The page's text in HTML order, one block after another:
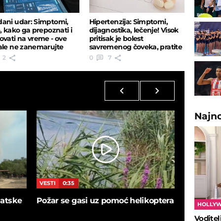
udar: Simptomi,
kako ga prepoznati i
na vreme - ove
ne zanemarujte
2
Hipertenzija: Simptomi,
dijagnostika, lečenje! Visok
pritisak je bolest
savremenog čoveka, pratite
signale
0 7
VESTI 0:35
Požar se gasi uz pomoć helikoptera
ušao u